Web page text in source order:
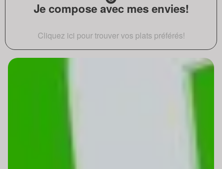
Je compose avec mes envies!
Cliquez ici pour trouver vos plats préférés!